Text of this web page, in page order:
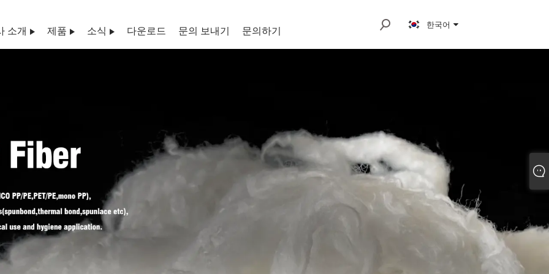
소개 제품 소식 다운로드 문의 보내기 문의하기 한국어